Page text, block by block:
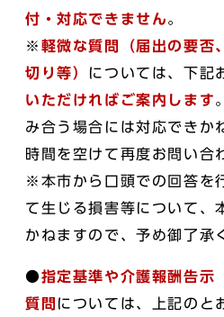
付・対応できません。
※ 軽微な質問（届出の要否
切り等） については、下記
いただければご案内します
み合う場合には対応できか
時間を空けて再度お問い合
※本市から口頭での回答を
て生じる損害等について、
かねますので、予め御了承
●指定基準や介護報酬告示
質問 については、上記のと